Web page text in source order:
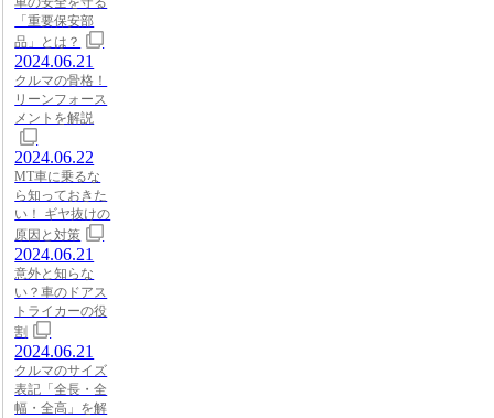
「重要保安部
品」とは？
2024.06.21
クルマの骨格！
リーンフォース
メントを解説
2024.06.22
MT車に乗るな
ら知っておきた
い！ ギヤ抜けの
原因と対策
2024.06.21
意外と知らな
い？車のドアス
トライカーの役
割
2024.06.21
クルマのサイズ
表記「全長・全
幅・全高」を解